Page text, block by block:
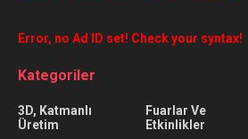
Error, no Ad ID set! Check your syntax!
Kategoriler
3D, Katmanlı
Üretim
Fuarlar Ve
Etkinlikler